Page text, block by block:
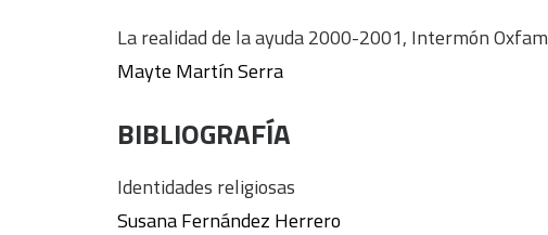
La realidad de la ayuda 2000-2001, Intermón Oxfam
Mayte Martín Serra
BIBLIOGRAFÍA
Identidades religiosas
Susana Fernández Herrero